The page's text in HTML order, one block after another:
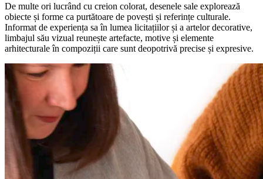
De multe ori lucrând cu creion colorat, desenele sale explorează
obiecte și forme ca purtătoare de povești și referințe culturale.
Informat de experiența sa în lumea licitațiilor și a artelor decorative,
limbajul său vizual reunește artefacte, motive și elemente
arhitecturale în compoziții care sunt deopotrivă precise și expresive.